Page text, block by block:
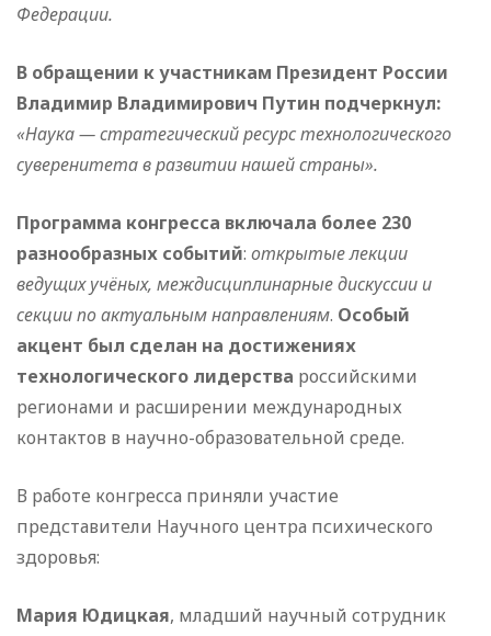
Федерации.
В обращении к участникам Президент России
Владимир Владимирович Путин подчеркнул:
«Наука — стратегический ресурс технологического
суверенитета в развитии нашей страны».
Программа конгресса включала более 230
разнообразных событий: открытые лекции
ведущих учёных, междисциплинарные дискуссии и
секции по актуальным направлениям. Особый
акцент был сделан на достижениях
технологического лидерства российскими
регионами и расширении международных
контактов в научно-образовательной среде.
В работе конгресса приняли участие
представители Научного центра психического
здоровья:
Мария Юдицкая, младший научный сотрудник